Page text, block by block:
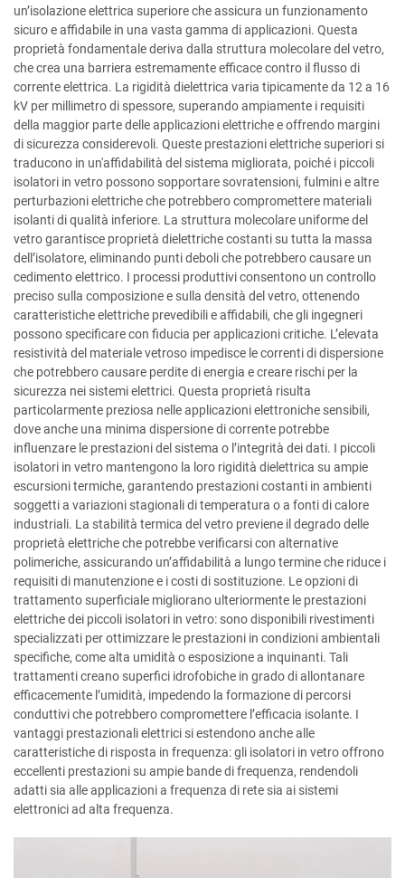
un’isolazione elettrica superiore che assicura un funzionamento
sicuro e affidabile in una vasta gamma di applicazioni. Questa
proprietà fondamentale deriva dalla struttura molecolare del vetro,
che crea una barriera estremamente efficace contro il flusso di
corrente elettrica. La rigidità dielettrica varia tipicamente da 12 a 16
kV per millimetro di spessore, superando ampiamente i requisiti
della maggior parte delle applicazioni elettriche e offrendo margini
di sicurezza considerevoli. Queste prestazioni elettriche superiori si
traducono in un'affidabilità del sistema migliorata, poiché i piccoli
isolatori in vetro possono sopportare sovratensioni, fulmini e altre
perturbazioni elettriche che potrebbero compromettere materiali
isolanti di qualità inferiore. La struttura molecolare uniforme del
vetro garantisce proprietà dielettriche costanti su tutta la massa
dell’isolatore, eliminando punti deboli che potrebbero causare un
cedimento elettrico. I processi produttivi consentono un controllo
preciso sulla composizione e sulla densità del vetro, ottenendo
caratteristiche elettriche prevedibili e affidabili, che gli ingegneri
possono specificare con fiducia per applicazioni critiche. L’elevata
resistività del materiale vetroso impedisce le correnti di dispersione
che potrebbero causare perdite di energia e creare rischi per la
sicurezza nei sistemi elettrici. Questa proprietà risulta
particolarmente preziosa nelle applicazioni elettroniche sensibili,
dove anche una minima dispersione di corrente potrebbe
influenzare le prestazioni del sistema o l’integrità dei dati. I piccoli
isolatori in vetro mantengono la loro rigidità dielettrica su ampie
escursioni termiche, garantendo prestazioni costanti in ambienti
soggetti a variazioni stagionali di temperatura o a fonti di calore
industriali. La stabilità termica del vetro previene il degrado delle
proprietà elettriche che potrebbe verificarsi con alternative
polimeriche, assicurando un’affidabilità a lungo termine che riduce i
requisiti di manutenzione e i costi di sostituzione. Le opzioni di
trattamento superficiale migliorano ulteriormente le prestazioni
elettriche dei piccoli isolatori in vetro: sono disponibili rivestimenti
specializzati per ottimizzare le prestazioni in condizioni ambientali
specifiche, come alta umidità o esposizione a inquinanti. Tali
trattamenti creano superfici idrofobiche in grado di allontanare
efficacemente l’umidità, impedendo la formazione di percorsi
conduttivi che potrebbero compromettere l’efficacia isolante. I
vantaggi prestazionali elettrici si estendono anche alle
caratteristiche di risposta in frequenza: gli isolatori in vetro offrono
eccellenti prestazioni su ampie bande di frequenza, rendendoli
adatti sia alle applicazioni a frequenza di rete sia ai sistemi
elettronici ad alta frequenza.